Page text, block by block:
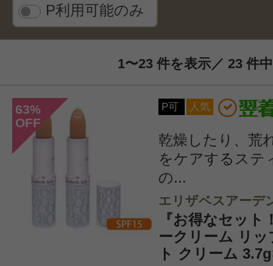
P利用可能のみ
1〜23 件を表示／ 23 件中
63%
OFF
P可 人気
乾燥したり、荒
をケアするステ
の...
エリザベスアーデ
『お得なセッ
ークリーム リ
ト クリーム